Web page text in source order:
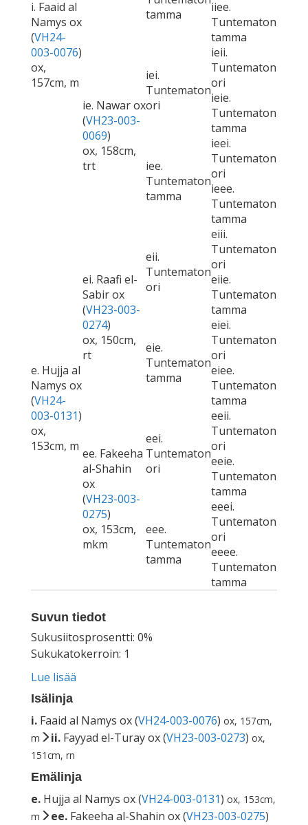
i. Faaid al
Namys ox
(VH24-
003-0076)
ox,
157cm, m
tamma
iiee.
Tuntematon
tamma
ie. Nawar ox
(VH23-003-
0069)
ox, 158cm,
trt
iei.
Tuntematon
ori
ieii.
Tuntematon
ori
ieie.
Tuntematon
tamma
iee.
Tuntematon
tamma
ieei.
Tuntematon
ori
ieee.
Tuntematon
tamma
e. Hujja al
Namys ox
(VH24-
003-0131)
ox,
153cm, m
ei. Raafi el-
Sabir ox
(VH23-003-
0274)
ox, 150cm,
rt
eii.
Tuntematon
ori
eiii.
Tuntematon
ori
eiie.
Tuntematon
tamma
eie.
Tuntematon
tamma
eiei.
Tuntematon
ori
eiee.
Tuntematon
tamma
ee. Fakeeha
al-Shahin
ox
(VH23-003-
0275)
ox, 153cm,
mkm
eei.
Tuntematon
ori
eeii.
Tuntematon
ori
eeie.
Tuntematon
tamma
eee.
Tuntematon
tamma
eeei.
Tuntematon
ori
eeee.
Tuntematon
tamma
Suvun tiedot
Sukusiitosprosentti: 0%
Sukukatokerroin: 1
Lue lisää
Isälinja
i. Faaid al Namys ox (VH24-003-0076) ox, 157cm,
m
ii. Fayyad el-Turay ox (VH23-003-0273) ox,
151cm, rn
Emälinja
e. Hujja al Namys ox (VH24-003-0131) ox, 153cm,
m
ee. Fakeeha al-Shahin ox (VH23-003-0275)